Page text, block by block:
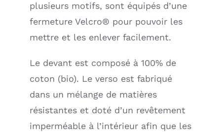
plusieurs motifs, sont équipés d’une
fermeture Velcro® pour pouvoir les
mettre et les enlever facilement.
Le devant est composé à 100% de
coton (bio). Le verso est fabriqué
dans un mélange de matières
résistantes et doté d’un revêtement
imperméable à l’intérieur afin que les